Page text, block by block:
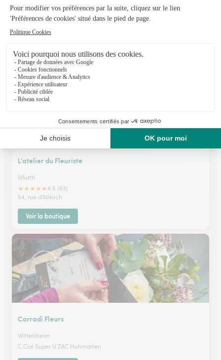
Altkirch
★★★★★4.9 (74)
Voir la boutique
L’atelier du Fleuriste
Illfurth
★★★★★4.5 (63)
54, rue d'Altkirch
Voir la boutique
Corradi Fleurs
Wittelsheim
C.Cial Super U ZAC Hohmatten